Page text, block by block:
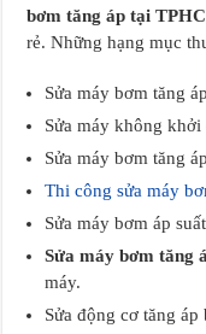
bơm tăng áp tại
rẻ. Những hạng mục
Sửa máy bơm tăng
Sửa máy không
Sửa máy bơm tăng
Thi công sửa máy
Sửa máy bơm áp
Sửa máy bơm tăng
máy.
Sửa động cơ tăng